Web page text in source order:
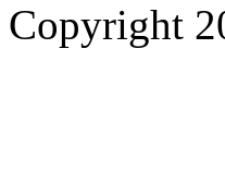
Copyright